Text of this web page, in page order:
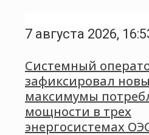
7 августа 2026,
Системный
зафиксировал
максимумы
мощности в трех
энергосистемах